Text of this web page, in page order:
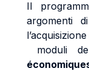
Il
argomenti
moduli